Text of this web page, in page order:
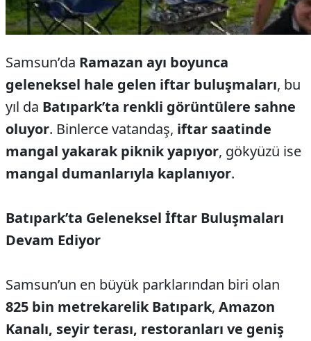
Samsun’da Ramazan ayı boyunca
geleneksel hale gelen iftar buluşmaları, bu
yıl da Batıpark’ta renkli görüntülere sahne
oluyor. Binlerce vatandaş, iftar saatinde
mangal yakarak piknik yapıyor, gökyüzü ise
mangal dumanlarıyla kaplanıyor.
Batıpark’ta Geleneksel İftar Buluşmaları
Devam Ediyor
Samsun’un en büyük parklarından biri olan
825 bin metrekarelik Batıpark, Amazon
Kanalı, seyir terası, restoranları ve geniş